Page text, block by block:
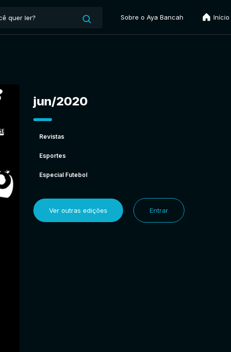
Sobre o Aya Bancah Início
jun/2020
Revistas
Esportes
Especial Futebol
Ver outras edições Entrar